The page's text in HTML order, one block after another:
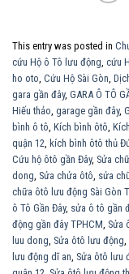
This entry was posted in
cứu Hộ ô Tô lưu động, cứu
ho oto, Cứu Hộ Sài Gòn,
gara gần đây, GARA Ô TÔ
Hiếu thảo, garage gần đây,
bình ô tô, Kích bình ôtô,
quận 12, kích bình ôtô thủ
Cứu hộ ôtô gần Đây, Sửa
dong, Sửa chửa ôtô, sửa
chữa ôtô lưu động Sài Gòn
ô Tô Gần Đây, sửa ô tô gần
động gần đây TPHCM, Sửa
luu dong, Sửa ôtô lưu động,
lưu động dĩ an, Sửa ôtô lưu